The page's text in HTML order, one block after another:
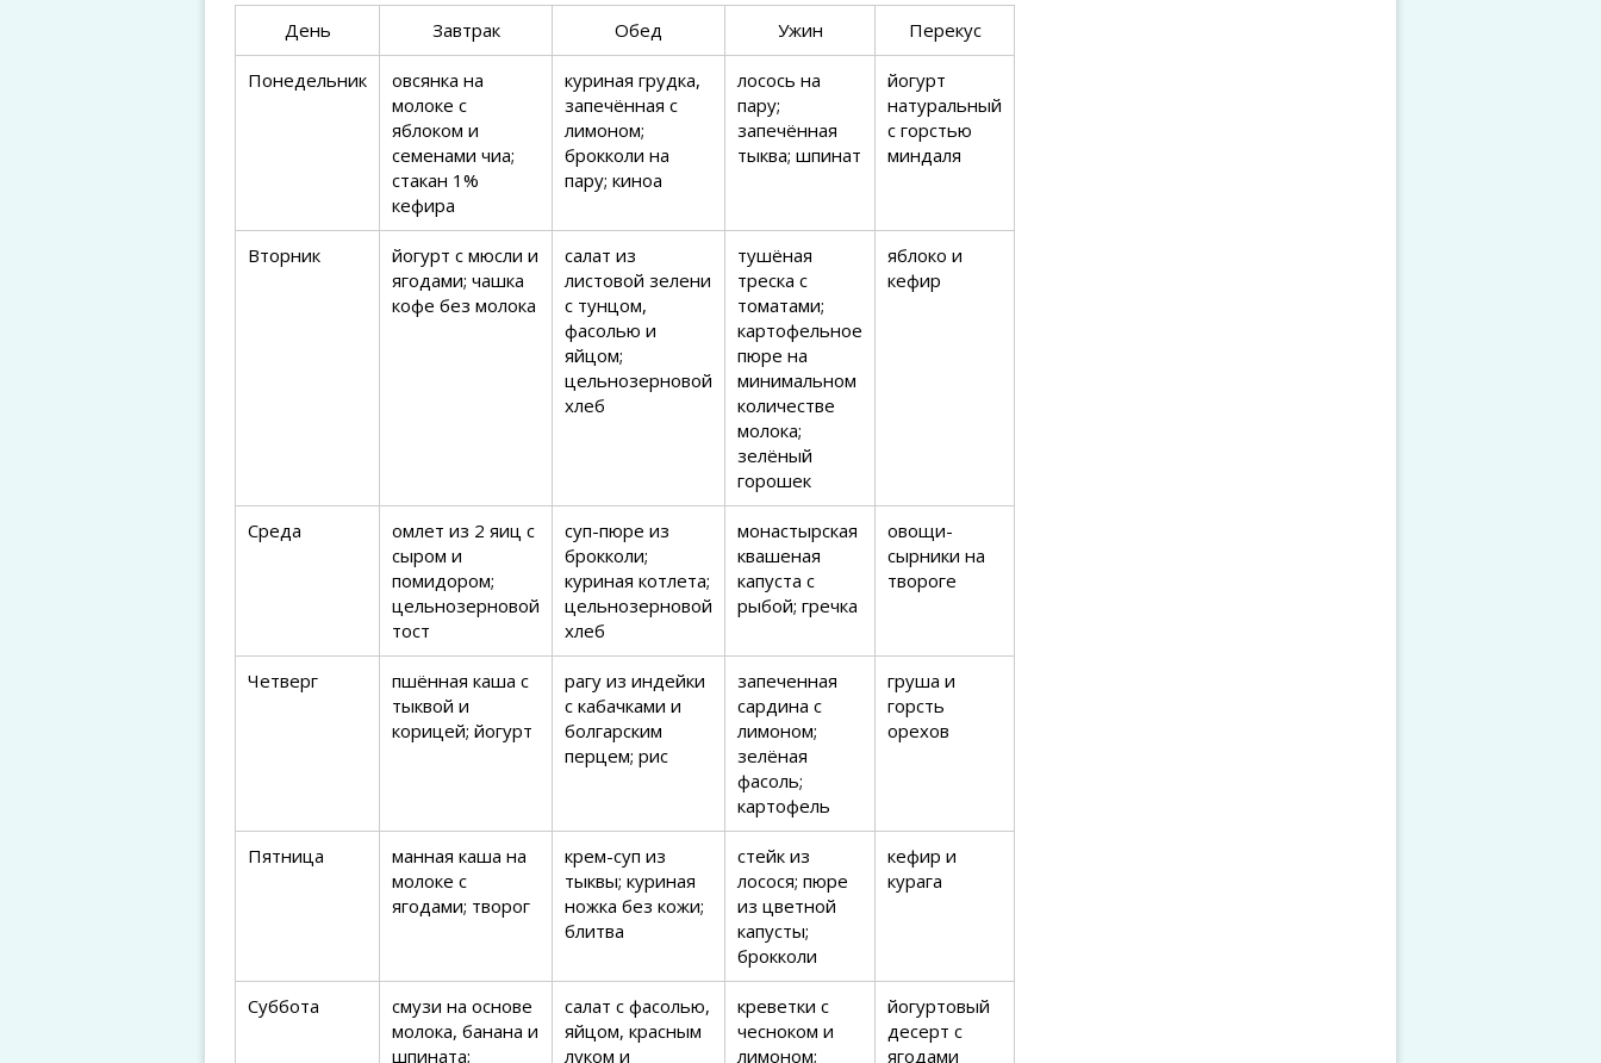
День Завтрак Обед Ужин Перекус
Понедельник
овсянка на
молоке с
яблоком и
семенами чиа;
стакан 1%
кефира
куриная грудка,
запечённая с
лимоном;
брокколи на
пару; киноа
лосось на
пару;
запечённая
тыква; шпинат
йогурт
натуральный
с горстью
миндаля
Вторник
йогурт с мюсли и
ягодами; чашка
кофе без молока
салат из
листовой зелени
с тунцом,
фасолью и
яйцом;
цельнозерновой
хлеб
тушёная
треска с
томатами;
картофельное
пюре на
минимальном
количестве
молока;
зелёный
горошек
яблоко и
кефир
Среда
омлет из 2 яиц с
сыром и
помидором;
цельнозерновой
тост
суп-пюре из
брокколи;
куриная котлета;
цельнозерновой
хлеб
монастырская
квашеная
капуста с
рыбой; гречка
овощи-
сырники на
твороге
Четверг
пшённая каша с
тыквой и
корицей; йогурт
рагу из индейки
с кабачками и
болгарским
перцем; рис
запеченная
сардина с
лимоном;
зелёная
фасоль;
картофель
грушa и
горсть
орехов
Пятница
манная каша на
молоке с
ягодами; творог
крем-суп из
тыквы; куриная
ножка без кожи;
блитва
стейк из
лосося; пюре
из цветной
капусты;
брокколи
кефир и
курага
Суббота
смузи на основе
молока, банана и
шпината;
салат с фасолью,
яйцом, красным
луком и
креветки с
чесноком и
лимоном;
йогуртовый
десерт с
ягодами